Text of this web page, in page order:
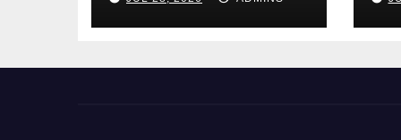
con Latinoamérica
como socio
agenda de
un
y